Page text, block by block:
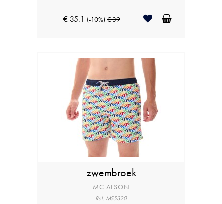
€ 35.1 (-10%) € 39
zwembroek
MC ALSON
Ref: MS5320